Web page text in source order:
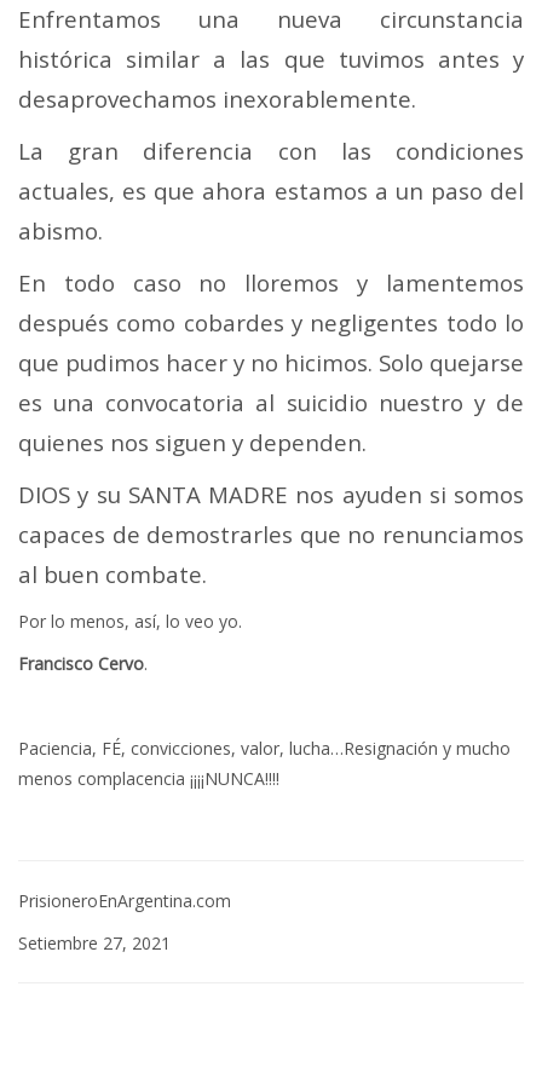
Enfrentamos una nueva circunstancia
histórica similar a las que tuvimos antes y
desaprovechamos inexorablemente.
La gran diferencia con las condiciones
actuales, es que ahora estamos a un paso del
abismo.
En todo caso no lloremos y lamentemos
después como cobardes y negligentes todo lo
que pudimos hacer y no hicimos. Solo quejarse
es una convocatoria al suicidio nuestro y de
quienes nos siguen y dependen.
DIOS y su SANTA MADRE nos ayuden si somos
capaces de demostrarles que no renunciamos
al buen combate.
Por lo menos, así, lo veo yo.
Francisco Cervo.
Paciencia, FÉ, convicciones, valor, lucha…Resignación y mucho
menos complacencia ¡¡¡¡NUNCA!!!!
PrisioneroEnArgentina.com
Setiembre 27, 2021